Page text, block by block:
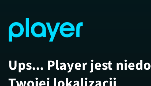
Ups... Player jest